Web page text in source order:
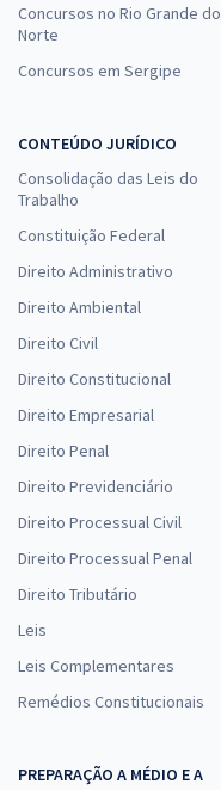
Concursos no Rio Grande do
Norte
Concursos em Sergipe
CONTEÚDO JURÍDICO
Consolidação das Leis do
Trabalho
Constituição Federal
Direito Administrativo
Direito Ambiental
Direito Civil
Direito Constitucional
Direito Empresarial
Direito Penal
Direito Previdenciário
Direito Processual Civil
Direito Processual Penal
Direito Tributário
Leis
Leis Complementares
Remédios Constitucionais
PREPARAÇÃO A MÉDIO E A